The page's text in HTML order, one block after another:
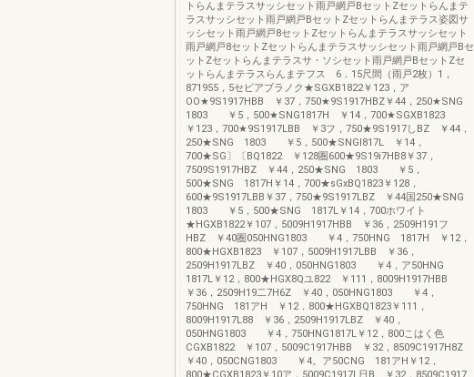
トらんまテラスサッシセット雨戸網戸BセットZセットらんまテ
ラスサッシセット雨戸網戸BセットZセットらんまテラス姿図サ
ッシセット雨戸網戸8セットZセットらんまテラスサッシセット
雨戸網戸8セットZセットらんまテラスサッシセット雨戸網戸Bセ
ットZセットらんまテラスサ・ソシセット雨戸網戸BセットZセ
ットらんまテラスらんまテフス 6．15尺間（雨戸2枚）1，
871955，5セビアブラノク★SGXB1822￥123，ア
OO★9S1917HBB ￥37，750★9S1917HBZ￥44，250★SNG
1803 ￥5，500★SNG1817H ￥14，700★SGXB1823
￥123，700★9S1917LBB ￥3フ，750★9S1917しBZ ￥44，
250★SNG 1803 ￥5，500★SNGI817L ￥14，
700★SG〕〔BQ1822 ￥128圏600★9S19i7HB8￥37，
7509S1917HBZ ￥44，250★SNG 1803 ￥5，
500★SNG 1817H￥14，700★sGxBQ1823￥128，
600★9S1917LBB￥37，750★9S1917LBZ ￥44国250★SNG
1803 ￥5，500★SNG 1817L￥14，700ホワイト
★HGXB1822￥107，5009H1917HBB ￥36，2509H191フ
HBZ ￥40圏050HNG1803 ￥4，750HNG 1817H ￥12，
800★HGXB1823 ￥107，5009H1917LBB ￥36，
2509H1917LBZ ￥40，050HNG1803 ￥4，ア50HNG
1817L￥12，800★HGX8Qユ822 ￥111，8009H1917HBB
￥36，2509H19二7H6Z ￥40，050HNG1803 ￥4，
750HNG 181アH ￥12．800★HGXBQ1823￥111，
8009H1917L88 ￥36，2509H1917LBZ ￥40，
050HNG1803 ￥4，750HNG1817L￥12，800こはく色
CGXB1822 ￥107，5009C1917HBB ￥32，8509C1917H8Z
￥40，050CNG1803 ￥4。ア50CNG 181アH￥12，